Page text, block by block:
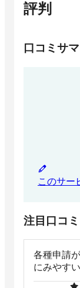
評判
口コミサ
このサー
注目口コミ
各種申請
にみやすい